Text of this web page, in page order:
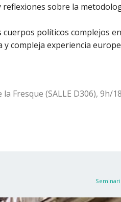
sobre la
políticos complejos
compleja experiencia
Fresque (SALLE D306), 9h/